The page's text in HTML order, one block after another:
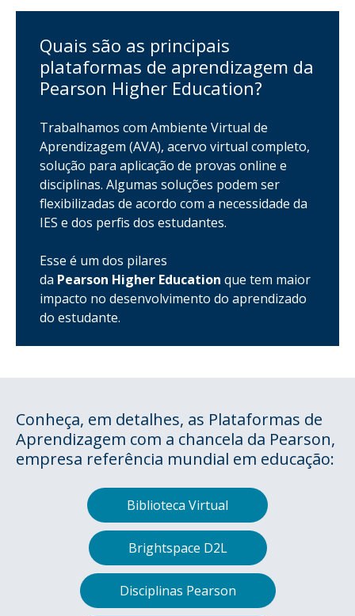
Quais são as principais
plataformas de aprendizagem da
Pearson Higher Education?
Trabalhamos com Ambiente Virtual de
Aprendizagem (AVA), acervo virtual completo,
solução para aplicação de provas online e
disciplinas. Algumas soluções podem ser
flexibilizadas de acordo com a necessidade da
IES e dos perfis dos estudantes.
Esse é um dos pilares
da Pearson Higher Education que tem maior
impacto no desenvolvimento do aprendizado
do estudante.
Conheça, em detalhes, as Plataformas de
Aprendizagem com a chancela da Pearson,
empresa referência mundial em educação:
Biblioteca Virtual
Brightspace D2L
Disciplinas Pearson